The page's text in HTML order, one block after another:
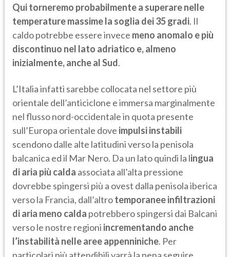
Qui torneremo probabilmente a superare nelle
temperature massime la soglia dei 35 gradi. Il
caldo potrebbe essere invece meno anomalo e più
discontinuo nel lato adriatico e, almeno
inizialmente, anche al Sud.
L’Italia infatti sarebbe collocata nel settore più
orientale dell’anticiclone e immersa marginalmente
nel flusso nord-occidentale in quota presente
sull’Europa orientale dove impulsi instabili
scendono dalle alte latitudini verso la penisola
balcanica ed il Mar Nero. Da un lato quindi la lingua
di aria più calda associata all’alta pressione
dovrebbe spingersi più a ovest dalla penisola iberica
verso la Francia, dall’altrotemporanee infiltrazioni
di aria meno calda potrebbero spingersi dai Balcani
verso le nostre regioni incrementando anche
l’instabilità nelle aree appenniniche. Per